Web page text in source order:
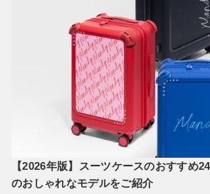
【2026年版】スーツケースのおすすめ
のおしゃれなモデルをご紹介